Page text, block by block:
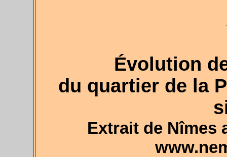
Évolution
du quartier de la
Extrait de Nîmes